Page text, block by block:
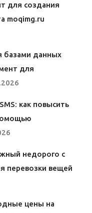
для создания
moqimg.ru
базами данных
для
как повысить
недорого с
перевозки вещей
цены на